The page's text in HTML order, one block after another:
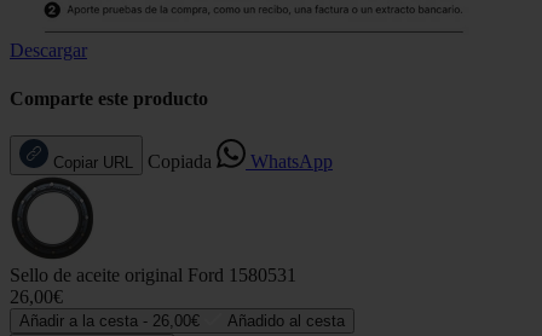
Descargar
Comparte este producto
Copiar URL Copiada WhatsApp
Sello de aceite original Ford 1580531
26,00€
Añadir a la cesta - 26,00€ Añadido al cesta